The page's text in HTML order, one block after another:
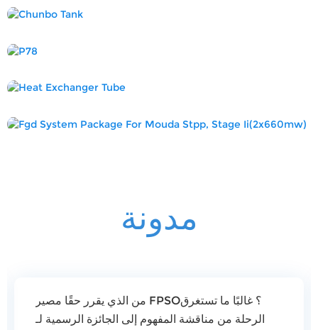
مدونة
من الذي يقرر حقًا مصير FPSO؟ غالبًا ما تستغرق
الرحلة من مناقشة المفهوم إلى الجائزة الرسمية لـ